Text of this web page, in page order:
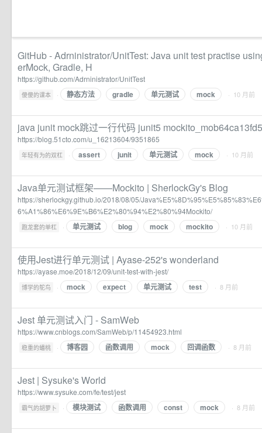
GitHub - Adrninistrator/UnitTest: Java unit test practise
erMock, Gradle, H
https://github.com/Adrninistrator/UnitTest
傻傻的课本 · 静态方法 gradle 单元测试 mock · 10 月前
java junit mock跳过一行代码 junit5
https://blog.51cto.com/u_16213604/9351865
年轻有为的双杠 · assert junit 单元测试 mock · 10 月前
Java单元测试框架——Mockito | SherlockGy's Blog
https://sherlockgy.github.io/2018/08/05/
6%A1%86%E6%9E%B6%E2%80%94%E2%80%94Mockito/
跑龙套的单杠 · 单元测试 blog mock mockito · 10 月前
使用Jest进行单元测试 | Ayase-252's wonderland
https://ayase.moe/2018/12/09/unit-test-with-jest/
博学的鸵鸟 · mock expect 单元测试 test · 8 月前
Jest 单元测试入门 - SamWeb
https://www.cnblogs.com/SamWeb/p/11454923.html
稳重的蟠桃 · 博客园 函数调用 mock 回调函数 · 8 月前
Jest | Sysuke's World
https://www.sysuke.com/fe/test/jest
霸气的胡萝卜 · 模块测试 函数调用 const mock · 8 月前